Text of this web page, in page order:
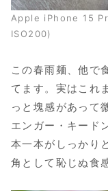
Apple iPhone 15
ISO200)
この春雨麺、他で
てます。実はこれ
っと塊感があって
エンガー・キード
本一本がしっかり
角として恥じぬ食